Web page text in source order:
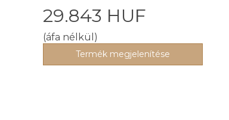
29.843 HUF
(áfa nélkül)
Termék megjelenítése